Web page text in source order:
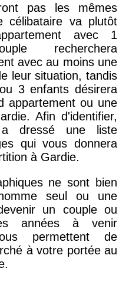
pas les mêmes
célibataire va plutôt
avec 1
recherchera
avec au moins une
leur situation, tandis
3 enfants désirera
appartement ou une
Afin d'identifier,
dressé une liste
qui vous donnera
à Gardie.
ne sont bien
seul ou une
un couple ou
années à venir
permettent de
à votre portée au